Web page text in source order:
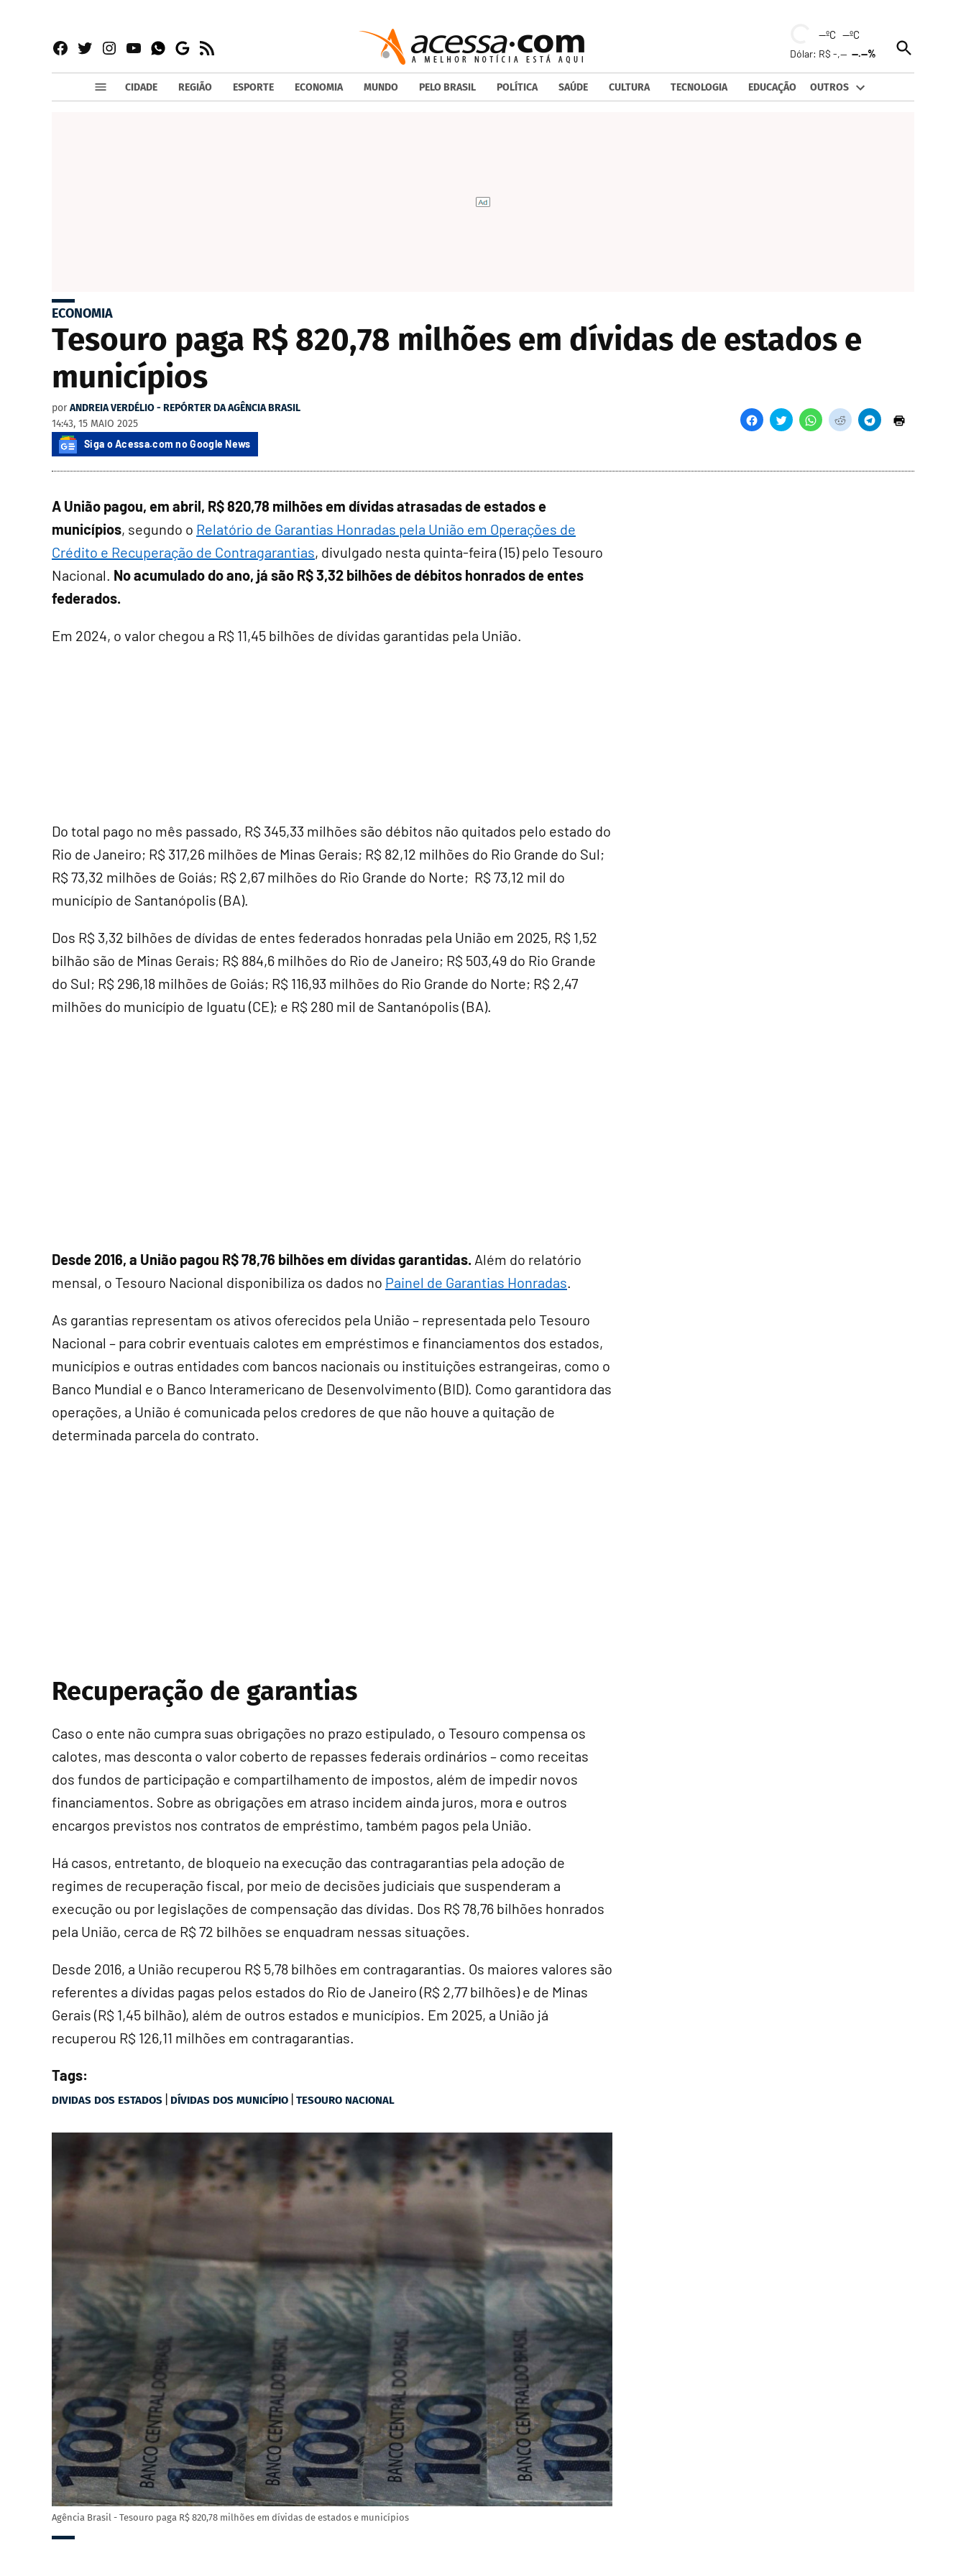
Facebook
TwitterInstagram
YouTubeWhatsapp
Google
News
RSS
--ºC --ºC
Dólar: R$ -,----.--%
Open
Search
CIDADE REGIÃO ESPORTE ECONOMIA MUNDO PELO BRASIL POLÍTICA SAÚDE CULTURA TECNOLOGIA EDUCAÇÃO OUTROS
ECONOMIA
Tesouro paga R$ 820,78 milhões em dívidas de estados e
municípios
por ANDREIA VERDÉLIO - REPÓRTER DA AGÊNCIA BRASIL
14:43, 15 MAIO 2025
Siga o Acessa.com no Google News
A União pagou, em abril, R$ 820,78 milhões em dívidas atrasadas de estados e
municípios, segundo o Relatório de Garantias Honradas pela União em Operações de
Crédito e Recuperação de Contragarantias, divulgado nesta quinta-feira (15) pelo Tesouro
Nacional. No acumulado do ano, já são R$ 3,32 bilhões de débitos honrados de entes
federados.
Em 2024, o valor chegou a R$ 11,45 bilhões de dívidas garantidas pela União.
Do total pago no mês passado, R$ 345,33 milhões são débitos não quitados pelo estado do
Rio de Janeiro; R$ 317,26 milhões de Minas Gerais; R$ 82,12 milhões do Rio Grande do Sul;
R$ 73,32 milhões de Goiás; R$ 2,67 milhões do Rio Grande do Norte; R$ 73,12 mil do
município de Santanópolis (BA).
Dos R$ 3,32 bilhões de dívidas de entes federados honradas pela União em 2025, R$ 1,52
bilhão são de Minas Gerais; R$ 884,6 milhões do Rio de Janeiro; R$ 503,49 do Rio Grande
do Sul; R$ 296,18 milhões de Goiás; R$ 116,93 milhões do Rio Grande do Norte; R$ 2,47
milhões do município de Iguatu (CE); e R$ 280 mil de Santanópolis (BA).
Desde 2016, a União pagou R$ 78,76 bilhões em dívidas garantidas. Além do relatório
mensal, o Tesouro Nacional disponibiliza os dados no Painel de Garantias Honradas.
As garantias representam os ativos oferecidos pela União – representada pelo Tesouro
Nacional – para cobrir eventuais calotes em empréstimos e financiamentos dos estados,
municípios e outras entidades com bancos nacionais ou instituições estrangeiras, como o
Banco Mundial e o Banco Interamericano de Desenvolvimento (BID). Como garantidora das
operações, a União é comunicada pelos credores de que não houve a quitação de
determinada parcela do contrato.
Recuperação de garantias
Caso o ente não cumpra suas obrigações no prazo estipulado, o Tesouro compensa os
calotes, mas desconta o valor coberto de repasses federais ordinários – como receitas
dos fundos de participação e compartilhamento de impostos, além de impedir novos
financiamentos. Sobre as obrigações em atraso incidem ainda juros, mora e outros
encargos previstos nos contratos de empréstimo, também pagos pela União.
Há casos, entretanto, de bloqueio na execução das contragarantias pela adoção de
regimes de recuperação fiscal, por meio de decisões judiciais que suspenderam a
execução ou por legislações de compensação das dívidas. Dos R$ 78,76 bilhões honrados
pela União, cerca de R$ 72 bilhões se enquadram nessas situações.
Desde 2016, a União recuperou R$ 5,78 bilhões em contragarantias. Os maiores valores são
referentes a dívidas pagas pelos estados do Rio de Janeiro (R$ 2,77 bilhões) e de Minas
Gerais (R$ 1,45 bilhão), além de outros estados e municípios. Em 2025, a União já
recuperou R$ 126,11 milhões em contragarantias.
Tags:
DIVIDAS DOS ESTADOS | DÍVIDAS DOS MUNICÍPIO | TESOURO NACIONAL
Agência Brasil - Tesouro paga R$ 820,78 milhões em dívidas de estados e municípios